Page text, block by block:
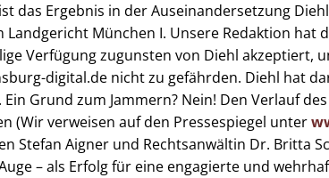
das Ergebnis in der Auseinandersetzung
Landgericht München I. Unsere Redaktion hat
Verfügung zugunsten von Diehl akzeptiert,
digital.de nicht zu gefährden. Diehl hat
Grund zum Jammern? Nein! Den Verlauf
(Wir verweisen auf den Pressespiegel unter
Stefan Aigner und Rechtsanwältin Dr. Britta
– als Erfolg für eine engagierte und